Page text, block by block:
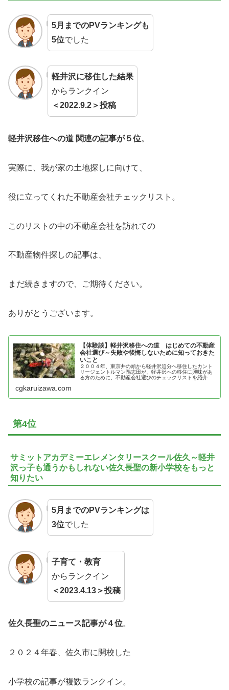
5月までのPVランキングも
5位でした
軽井沢に移住した結果
からランクイン
＜2022.9.2＞投稿
軽井沢移住への道 関連の記事が５位。
実際に、我が家の土地探しに向けて、
役に立ってくれた不動産会社チェックリスト。
このリストの中の不動産会社を訪れての
不動産物件探しの記事は、
まだ続きますので、ご期待ください。
ありがとうございます。
【体験談】軽井沢移住への道 はじめての不動産
会社選び～失敗や後悔しないために知っておきた
いこと
２００４年、東京井の頭から軽井沢追分へ移住したカント
リージェントルマン鴨志田が、軽井沢への移住に興味があ
る方のために、不動産会社選びのチェックリストを紹介
cgkaruizawa.com
第4位
サミットアカデミーエレメンタリースクール佐久～軽井
沢っ子も通うかもしれない佐久長聖の新小学校をもっと
知りたい
5月までのPVランキングは
3位でした
子育て・教育
からランクイン
＜2023.4.13＞投稿
佐久長聖のニュース記事が４位。
２０２４年春、佐久市に開校した
小学校の記事が複数ランクイン。